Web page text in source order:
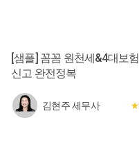
[샘플] 꼼꼼 원천세&4대보험
신고 완전정복
김현주 세무사